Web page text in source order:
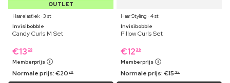
OUTLET
Haarelastiek ⋅ 3 st
Invisibobble
Candy Curls M Set
€13 09
Memberprijs
Normale prijs:€20 29
Haar Styling ⋅ 4 st
Invisibobble
Pillow Curls Set
€12 39
Memberprijs
Normale prijs:€15 49